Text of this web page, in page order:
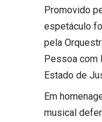
Promovido
espetáculo
pela
Pessoa com
Estado de
Em
musical